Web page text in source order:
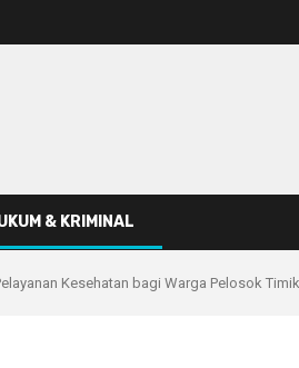
& KRIMINAL
Kesehatan bagi Warga Pelosok